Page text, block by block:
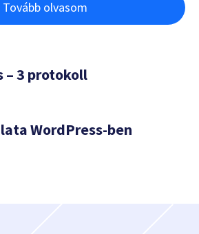
Tovább olvasom
– 3 protokoll
WordPress-ben